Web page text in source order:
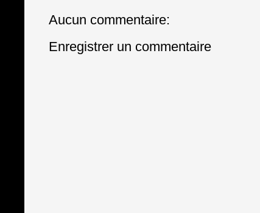
Aucun commentaire:
Enregistrer un commentaire